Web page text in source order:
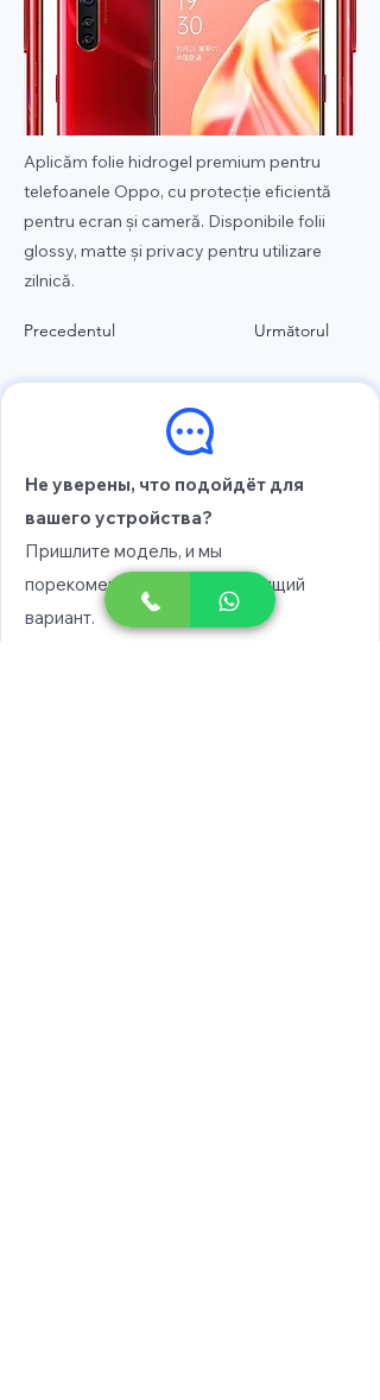
Aplicăm folie hidrogel premium pentru
telefoanele Oppo, cu protecție eficientă
pentru ecran și cameră. Disponibile folii
glossy, matte și privacy pentru utilizare
zilnică.
Precedentul Următorul
Не уверены, что подойдёт для
вашего устройства?
Пришлите модель, и мы
порекомендуем вам подходящий
вариант.